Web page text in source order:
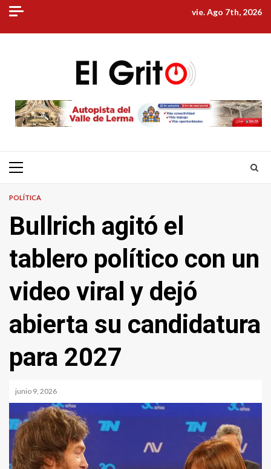
Skip
content
vie. Ago 7th, 2026
Primary
POLÍTICA
Bullrich agitó el
tablero político con un
video viral y dejó
abierta su candidatura
para 2027
junio 9, 2026